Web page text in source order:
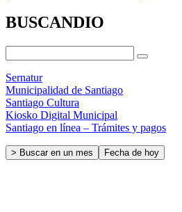
BUSCANDIO
Sernatur
Municipalidad de Santiago
Santiago Cultura
Kiosko Digital Municipal
Santiago en línea – Trámites y pagos
> Buscar en un mes Fecha de hoy